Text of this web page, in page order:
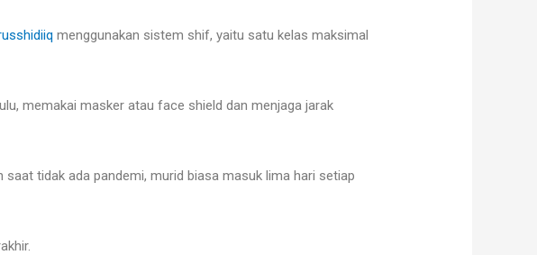
menggunakan sistem shif, yaitu satu kelas maksimal
memakai masker atau face shield dan menjaga jarak
tidak ada pandemi, murid biasa masuk lima hari setiap